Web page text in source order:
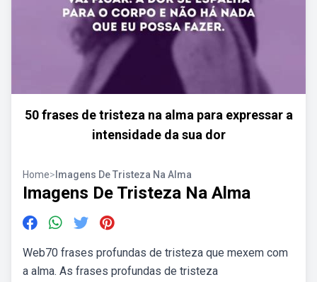
50 frases de tristeza na alma para expressar a
intensidade da sua dor
Home> Imagens De Tristeza Na Alma
Imagens De Tristeza Na Alma
Web70 frases profundas de tristeza que mexem com
a alma. As frases profundas de tristeza